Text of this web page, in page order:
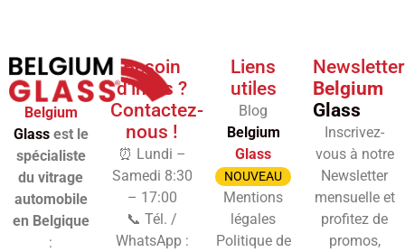
Belgium
Glassest le
spécialiste
du vitrage
automobile
en Belgique
:
Besoin
d'infos ?
Contactez-
nous !
⏰ Lundi –
Samedi 8:30
– 17:00
📞 Tél. /
WhatsApp :
Liens
utiles
Blog
Belgium
Glass
NOUVEAU
Mentions
légales
Politique de
Newsletter
Belgium
Glass
Inscrivez-
vous à notre
Newsletter
mensuelle et
profitez de
promos,